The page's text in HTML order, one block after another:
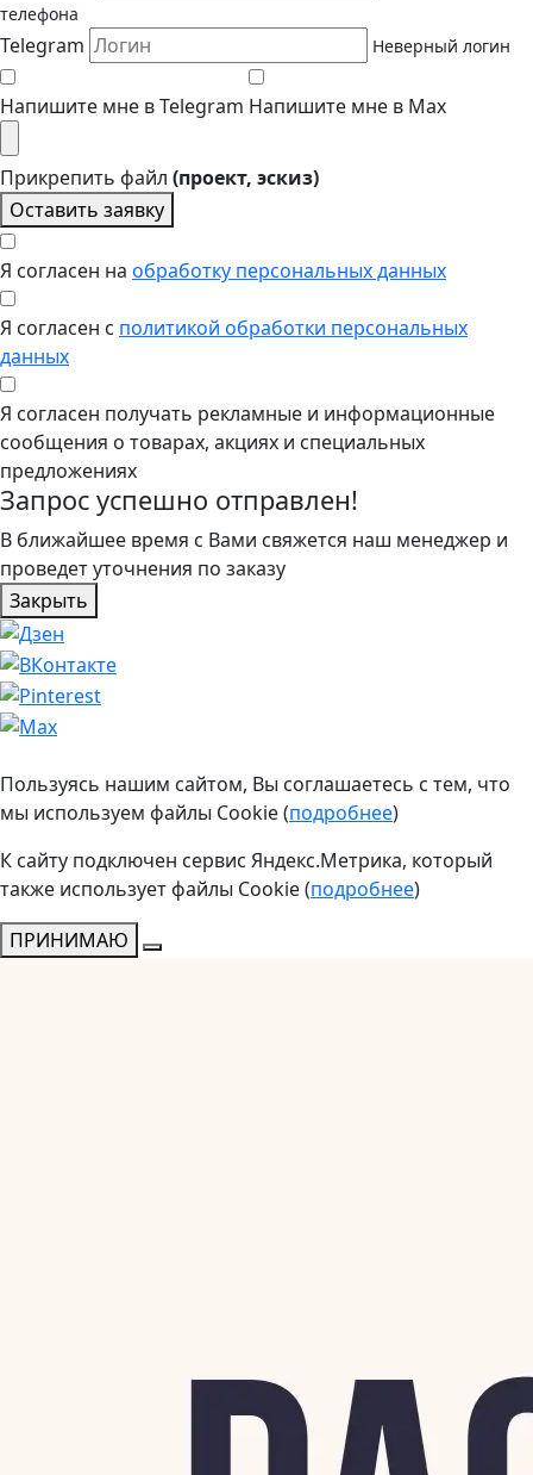
телефона
Telegram Неверный логин
Напишите мне в Telegram Напишите мне в Max
Прикрепить файл (проект, эскиз)
Оставить заявку
Я согласен на обработку персональных данных
Я согласен с политикой обработки персональных
данных
Я согласен получать рекламные и информационные
сообщения о товарах, акциях и специальных
предложениях
Запрос успешно отправлен!
В ближайшее время с Вами свяжется наш менеджер и
проведет уточнения по заказу
Закрыть
Пользуясь нашим сайтом, Вы соглашаетесь с тем, что
мы используем файлы Cookie (подробнее)
К сайту подключен сервис Яндекс.Метрика, который
также использует файлы Cookie (подробнее)
ПРИНИМАЮ